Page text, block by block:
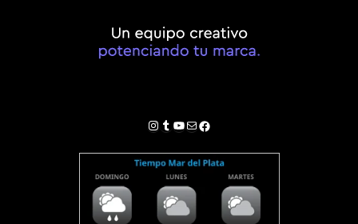
Instagram
Tumblr
YouTube
Correo electrónico
Facebook